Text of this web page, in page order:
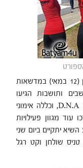
שבוע הספורט העירוני נפתח ביום שישי האחרון (12 במאי) במדשאות
ותושבות הגיעו
להתעמלות שהתקיימה במקום בשיתוף סטודיו D.N.A, וכללה אימוני
עוד מגוון פעילויות
יתקיים ביום שני
שולחן וקט רגל